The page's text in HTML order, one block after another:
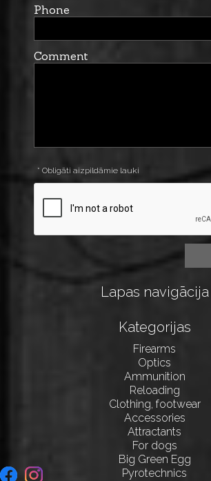
Phone
Comment
* Obligāti aizpildāmie lauki
Lapas navigācija
Kategorijas
Firearms
Optics
Ammunition
Reloading
Clothing, footwear
Accessories
Attractants
For dogs
Big Green Egg
Pyrotechnics